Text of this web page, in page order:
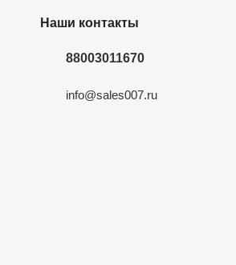
Наши контакты
88003011670
info@sales007.ru